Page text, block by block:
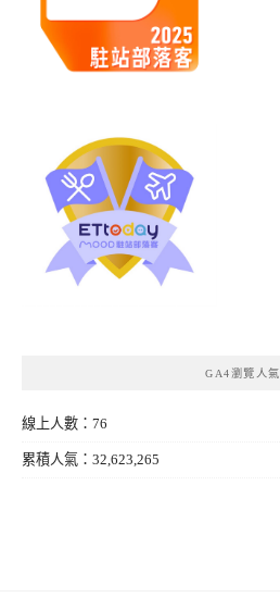
GA4瀏覽人氣
線上人數：76
累積人氣：32,623,265